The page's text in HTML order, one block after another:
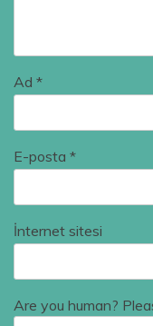
Ad *
E-posta *
İnternet sitesi
Are you human?